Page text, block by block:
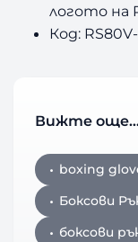
логото на
Код:
Вижте
boxing
Боксови
боксови